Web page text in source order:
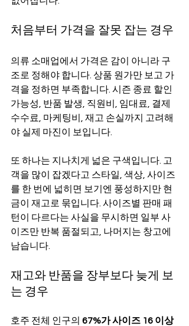
처음부터 가격을 잘못 잡는 경우
의류 소매업에서 가격은 감이 아니라 구
조로 정해야 합니다. 상품 원가만 보고 가
격을 정하면 부족합니다. 시즌 종료 할인
가능성, 반품 발생, 직원비, 임대료, 결제
수수료, 마케팅비, 재고 손실까지 고려해
야 실제 마진이 보입니다.
또 하나는 지나치게 넓은 구색입니다. 고
객을 많이 잡겠다고 스타일, 색상, 사이즈
를 한 번에 넓히면 보기엔 풍성하지만 현
금이 재고로 묶입니다. 사이즈별 판매 패
턴이 다르다는 사실을 무시하면 일부 사
이즈만 반복 품절되고, 나머지는 창고에
남습니다.
재고와 반품을 장부보다 늦게 보
는 경우
호주 전체 인구의 67%가 사이즈 16 이상